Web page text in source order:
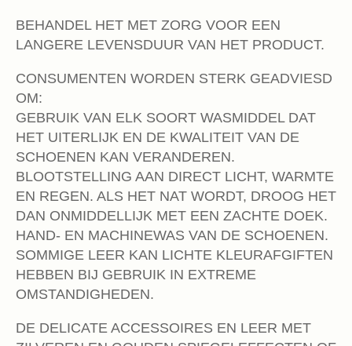
BEHANDEL HET MET ZORG VOOR EEN
LANGERE LEVENSDUUR VAN HET PRODUCT.
CONSUMENTEN WORDEN STERK GEADVIESD
OM:
GEBRUIK VAN ELK SOORT WASMIDDEL DAT
HET UITERLIJK EN DE KWALITEIT VAN DE
SCHOENEN KAN VERANDEREN.
BLOOTSTELLING AAN DIRECT LICHT, WARMTE
EN REGEN. ALS HET NAT WORDT, DROOG HET
DAN ONMIDDELLIJK MET EEN ZACHTE DOEK.
HAND- EN MACHINEWAS VAN DE SCHOENEN.
SOMMIGE LEER KAN LICHTE KLEURAFGIFTEN
HEBBEN BIJ GEBRUIK IN EXTREME
OMSTANDIGHEDEN.
DE DELICATE ACCESSOIRES EN LEER MET